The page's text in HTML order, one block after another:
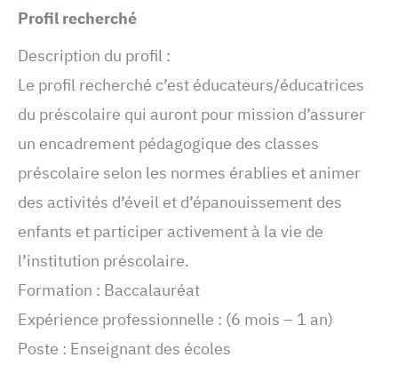
Profil recherché
Description du profil :
Le profil recherché c’est éducateurs/éducatrices
du préscolaire qui auront pour mission d’assurer
un encadrement pédagogique des classes
préscolaire selon les normes érablies et animer
des activités d’éveil et d’épanouissement des
enfants et participer activement à la vie de
l’institution préscolaire.
Formation : Baccalauréat
Expérience professionnelle : (6 mois – 1 an)
Poste : Enseignant des écoles